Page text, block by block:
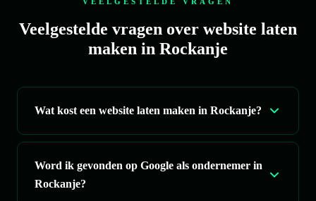
Veelgestelde vragen over website laten
maken in Rockanje
Wat kost een website laten maken in Rockanje?
Word ik gevonden op Google als ondernemer in
Rockanje?